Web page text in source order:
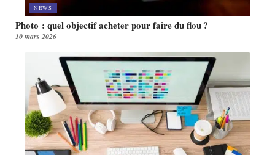
NEWS
Photo : quel objectif acheter pour faire du flou ?
10 mars 2026